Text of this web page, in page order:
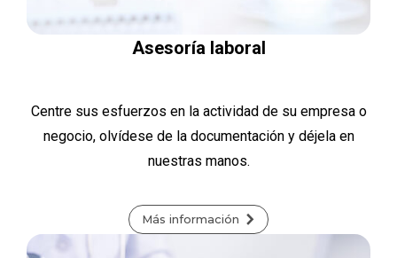
Asesoría laboral
Centre sus esfuerzos en la actividad de su empresa o
negocio, olvídese de la documentación y déjela en
nuestras manos.
Más información